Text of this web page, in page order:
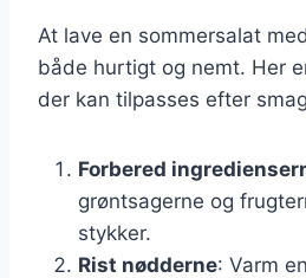
At lave en sommersalat
både hurtigt og nemt. Her
der kan tilpasses efter
Forbered
grøntsagerne og
stykker.
Rist nødderne: Varm